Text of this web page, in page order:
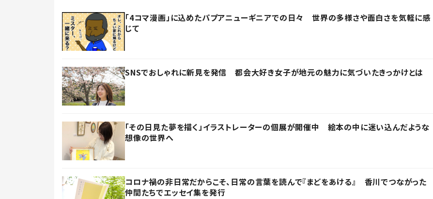
「4コマ漫画」に込めたパプアニューギニアでの日々 世界の多様さや面白さを気軽に感
じて
SNSでおしゃれに新見を発信 都会大好き女子が地元の魅力に気づいたきっかけとは
「その日見た夢を描く」イラストレーターの個展が開催中 絵本の中に迷い込んだような
想像の世界へ
コロナ禍の非日常だからこそ、日常の言葉を読んで『まどをあける』 香川でつながった
仲間たちでエッセイ集を発行